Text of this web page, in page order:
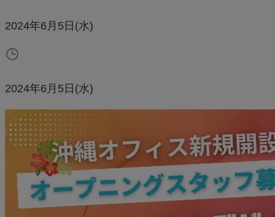
2024年6月5日(水)
2024年6月5日(水)